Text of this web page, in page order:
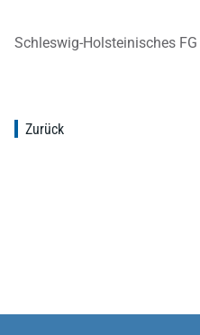
Schleswig-Holsteinisches
Zurück